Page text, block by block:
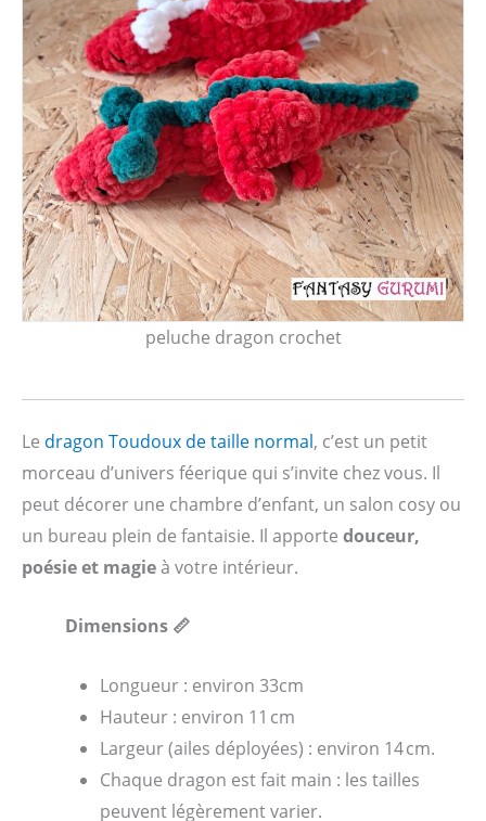
peluche dragon crochet
Le dragon Toudoux de taille normal, c’est un petit
morceau d’univers féerique qui s’invite chez vous. Il
peut décorer une chambre d’enfant, un salon cosy ou
un bureau plein de fantaisie. Il apporte douceur,
poésie et magieà votre intérieur.
Dimensions 📏
Longueur : environ 33cm
Hauteur : environ 11 cm
Largeur (ailes déployées) : environ 14 cm.
Chaque dragon est fait main : les tailles
peuvent légèrement varier.